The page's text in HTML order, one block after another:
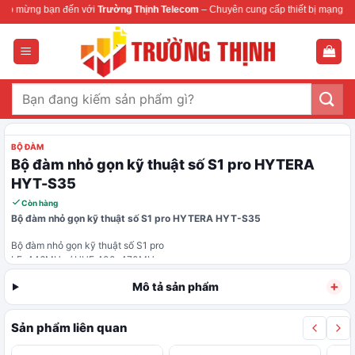
Bỏ
dung
mừng bạn đến vớiTrường Thịnh Telecom– Chuyên cung cấp thiết bị mạng &
kiếm:
BỘ ĐÀM
Bộ đàm nhỏ gọn kỹ thuật số S1 pro HYTERA
HYT-S35
Còn hàng
Bộ đàm nhỏ gọn kỹ thuật số S1 pro HYTERA HYT-S35
Bộ đàm nhỏ gọn kỹ thuật số S1 pro
LF: 446MHz / UHF:400-470MHz
Hotline: 0911 28 78 98 Mô tả sản phẩm
Sản phẩm liên quan